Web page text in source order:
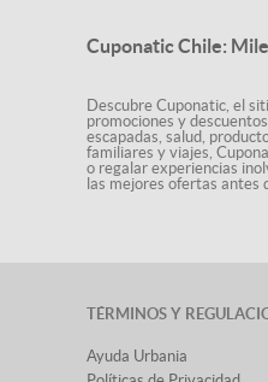
Cuponatic Chile:
Descubre Cuponatic, el
promociones y
escapadas, salud,
familiares y viajes,
o regalar experiencias
las mejores ofertas antes
TÉRMINOS Y
Ayuda Urbania